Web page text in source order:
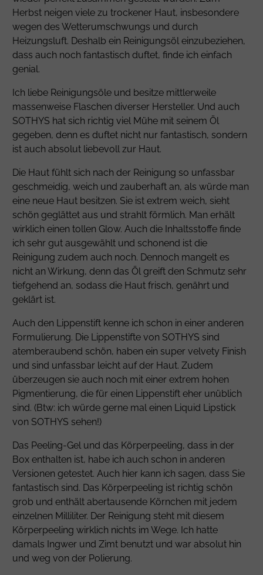
Herbst neigen viele zu trockener Haut, insbesondere
wegen des Wetterumschwungs und durch
Heizungsluft. Deshalb ein Reinigungsöl einzubeziehen,
dass auch noch fantastisch duftet, finde ich einfach
genial.
Ich liebe Reinigungsöle und besitze mittlerweile
massenweise Flaschen diverser Hersteller. Und auch
SOTHYS hat sich richtig viel Mühe mit seinem Öl
gegeben, denn es duftet nicht nur fantastisch, sondern
ist auch absolut liebevoll zur Haut.
Die Haut fühlt sich nach der Reinigung so unfassbar
geschmeidig, weich und zauberhaft an, als würde man
eine neue Haut besitzen. Sie ist extrem weich, sieht
schön geglättet aus und strahlt förmlich. Man erhält
wirklich einen tollen Glow. Auch die Inhaltsstoffe finde
ich sehr gut ausgewählt und schonend ist die
Reinigung zudem auch noch. Dennoch mangelt es
nicht an Wirkung, denn das Öl greift den Schmutz sehr
tiefgehend an, sodass die Haut frisch, genährt und
geklärt ist.
Auch den Lippenstift kenne ich schon in einer anderen
Formulierung. Die Lippenstifte von SOTHYS sind
atemberaubend schön, haben ein super velvety Finish
und sind unfassbar leicht auf der Haut. Zudem
überzeugen sie auch noch mit einer extrem hohen
Pigmentierung, die für einen Lippenstift eher unüblich
sind. (Btw: ich würde gerne mal einen Liquid Lipstick
von SOTHYS sehen!)
Das Peeling-Gel und das Körperpeeling, dass in der
Box enthalten ist, habe ich auch schon in anderen
Versionen getestet. Auch hier kann ich sagen, dass Sie
fantastisch sind. Das Körperpeeling ist richtig schön
grob und enthält abertausende Körnchen mit jedem
einzelnen Milliliter. Der Reinigung steht mit diesem
Körperpeeling wirklich nichts im Wege. Ich hatte
damals Ingwer und Zimt benutzt und war absolut hin
und weg von der Polierung.